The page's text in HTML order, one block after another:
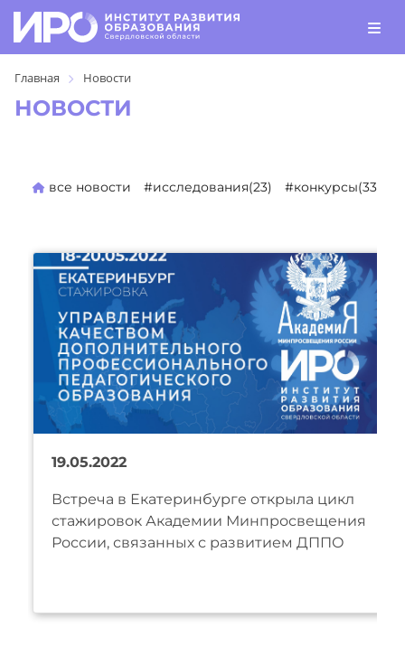
Главная Новости
НОВОСТИ
все новости #исследования(23) #конкурсы(330)
19.05.2022
Встреча в Екатеринбурге открыла цикл
стажировок Академии Минпросвещения
России, связанных с развитием ДППО